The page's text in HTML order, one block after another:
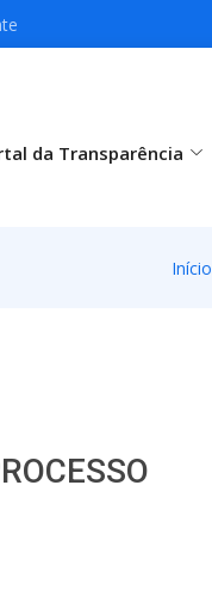
da Transparência
Início